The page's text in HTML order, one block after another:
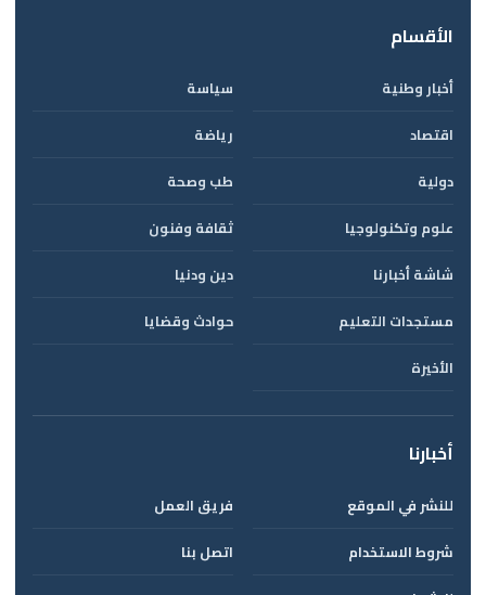
الأقسام
أخبار وطنية
سياسة
اقتصاد
رياضة
دولية
طب وصحة
علوم وتكنولوجيا
ثقافة وفنون
شاشة أخبارنا
دين ودنيا
مستجدات التعليم
حوادث وقضايا
الأخيرة
أخبارنا
للنشر في الموقع
فريق العمل
شروط الاستخدام
اتصل بنا